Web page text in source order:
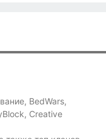
BedWars,
Creative